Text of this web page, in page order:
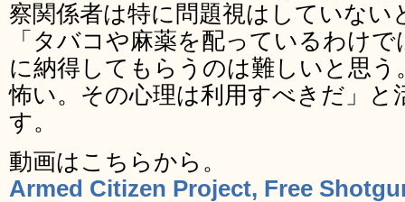
察関係者は特に問題視はしていな
「タバコや麻薬を配っているわけ
に納得してもらうのは難しいと思
怖い。その心理は利用すべきだ」と
す。
動画はこちらから。
Armed Citizen Project, Free